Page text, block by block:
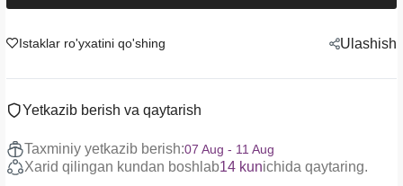
Istaklar ro'yxatini qo'shing Ulashish
Yetkazib berish va qaytarish
Taxminiy yetkazib berish:07 Aug - 11 Aug
Xarid qilingan kundan boshlab14 kunichida qaytaring.